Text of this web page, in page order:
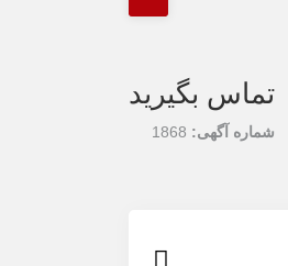
تماس بگیرید
شماره آگهی: 1868